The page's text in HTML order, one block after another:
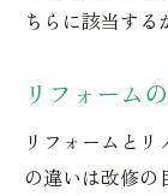
リフ
リフ
リフ
和製
ちらに該当する
リフォーム
リフォームと
の違いは改修の